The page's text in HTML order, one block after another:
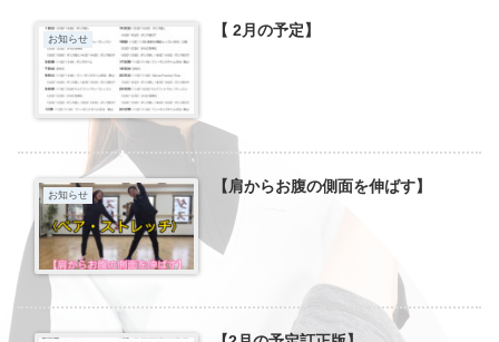
お知らせ 【 2月の予定】
お知らせ 【肩からお腹の側面を伸ばす】